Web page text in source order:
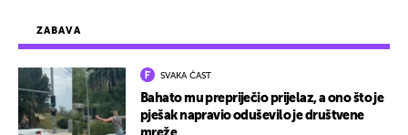
ZABAVA
SVAKA ČAST
Bahato mu prepriječio prijelaz, a ono što je
pješak napravio oduševilo je društvene